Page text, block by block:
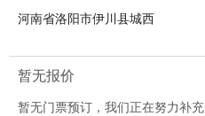
河南省洛阳市伊川县城西
暂无报价
暂无门票预订，我们正在努力补充